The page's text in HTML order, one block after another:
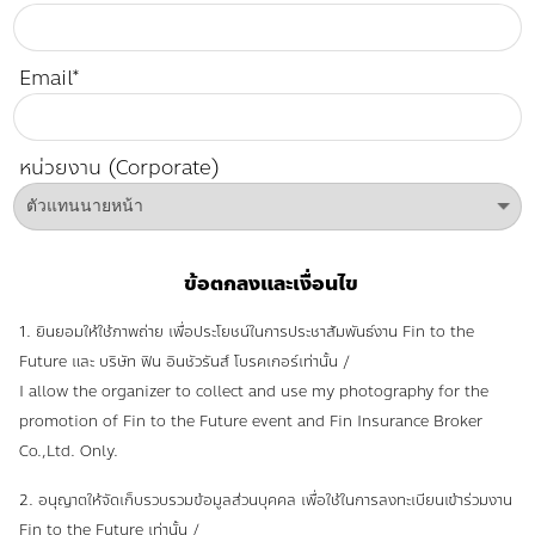
Email*
หน่วยงาน (Corporate)
ข้อตกลงและเงื่อนไข
1. ยินยอมให้ใช้ภาพถ่าย เพื่อประโยชน์ในการประชาสัมพันธ์งาน Fin to the
Future และ บริษัท ฟิน อินชัวรันส์ โบรคเกอร์เท่านั้น /
I allow the organizer to collect and use my photography for the
promotion of Fin to the Future event and Fin Insurance Broker
Co.,Ltd. Only.
2. อนุญาตให้จัดเก็บรวบรวมข้อมูลส่วนบุคคล เพื่อใช้ในการลงทะเบียนเข้าร่วมงาน
Fin to the Future เท่านั้น /